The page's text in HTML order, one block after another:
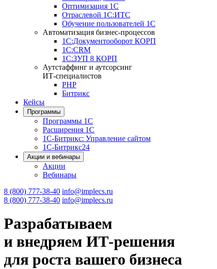
Оптимизация 1С
Отраслевой 1С:ИТС
Обучение пользователей 1С
Автоматизация бизнес-процессов
1С:Документооборот КОРП
1С:CRM
1С:ЗУП 8 КОРП
Аутстаффинг и аутсорсинг
ИТ-специалистов
PHP
Битрикс
Кейсы
Программы
Программы 1С
Расширения 1С
1С-Битрикс: Управление сайтом
1С-Битрикс24
Акции и вебинары
Акции
Вебинары
8 (800) 777-38-40 info@implecs.ru
8 (800) 777-38-40 info@implecs.ru
Разрабатываем
и внедряем ИТ-решения
для роста вашего бизнеса